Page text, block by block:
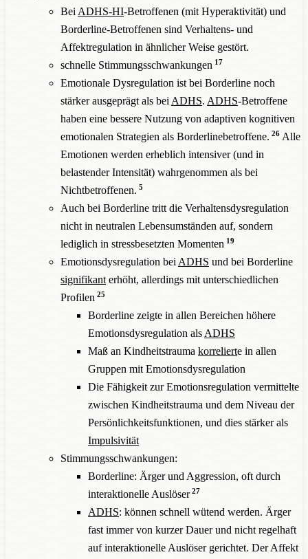
Bei ADHS-HI-Betroffenen (mit Hyperaktivität) und
Borderline-Betroffenen sind Verhaltens- und
Affektregulation in ähnlicher Weise gestört.
schnelle Stimmungsschwankungen 17
Emotionale Dysregulation ist bei Borderline noch
stärker ausgeprägt als bei ADHS. ADHS-Betroffene
haben eine bessere Nutzung von adaptiven kognitiven
emotionalen Strategien als Borderlinebetroffene. 26Alle
Emotionen werden erheblich intensiver (und in
belastender Intensität) wahrgenommen als bei
Nichtbetroffenen. 5
Auch bei Borderline tritt die Verhaltensdysregulation
nicht in neutralen Lebensumständen auf, sondern
lediglich in stressbesetzten Momenten 19
Emotionsdysregulation bei ADHS und bei Borderline
signifikant erhöht, allerdings mit unterschiedlichen
Profilen 25
Borderline zeigte in allen Bereichen höhere
Emotionsdysregulation als ADHS
Maß an Kindheitstrauma korrelierte in allen
Gruppen mit Emotionsdysregulation
Die Fähigkeit zur Emotionsregulation vermittelte
zwischen Kindheitstrauma und dem Niveau der
Persönlichkeitsfunktionen, und dies stärker als
Impulsivität
Stimmungsschwankungen:
Borderline: Ärger und Aggression, oft durch
interaktionelle Auslöser 27
ADHS: können schnell wütend werden. Ärger
fast immer von kurzer Dauer und nicht regelhaft
auf interaktionelle Auslöser gerichtet. Der Affekt